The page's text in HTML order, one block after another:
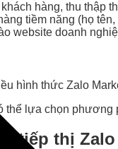
hàng, thu thập
tiềm năng (họ
website doanh
hình thức Zalo
thể lựa chọn
tiếp thị